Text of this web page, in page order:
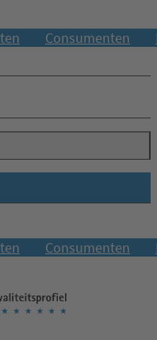
Consumenten
Consumenten